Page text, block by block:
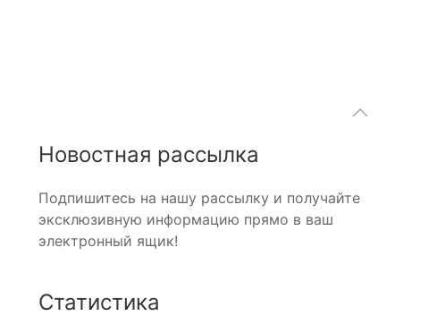
Новостная рассылка
Подпишитесь на нашу рассылку и получайте
эксклюзивную информацию прямо в ваш
электронный ящик!
Статистика